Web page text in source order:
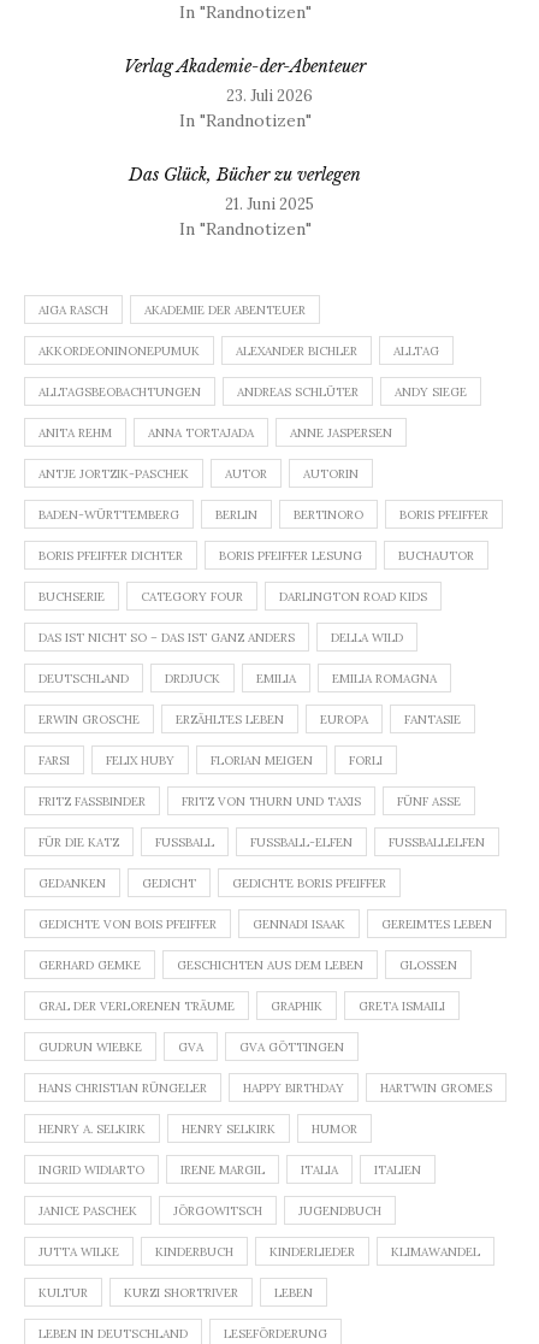
In "Randnotizen"
Verlag Akademie-der-Abenteuer
23. Juli 2026
In "Randnotizen"
Das Glück, Bücher zu verlegen
21. Juni 2025
In "Randnotizen"
AIGA RASCH AKADEMIE DER ABENTEUER
AKKORDEONINONEPUMUK ALEXANDER BICHLER ALLTAG
ALLTAGSBEOBACHTUNGEN ANDREAS SCHLÜTER ANDY SIEGE
ANITA REHM ANNA TORTAJADA ANNE JASPERSEN
ANTJE JORTZIK-PASCHEK AUTOR AUTORIN
BADEN-WÜRTTEMBERG BERLIN BERTINORO BORIS PFEIFFER
BORIS PFEIFFER DICHTER BORIS PFEIFFER LESUNG BUCHAUTOR
BUCHSERIE CATEGORY FOUR DARLINGTON ROAD KIDS
DAS IST NICHT SO – DAS IST GANZ ANDERS DELLA WILD
DEUTSCHLAND DRDJUCK EMILIA EMILIA ROMAGNA
ERWIN GROSCHE ERZÄHLTES LEBEN EUROPA FANTASIE
FARSI FELIX HUBY FLORIAN MEIGEN FORLI
FRITZ FASSBINDER FRITZ VON THURN UND TAXIS FÜNF ASSE
FÜR DIE KATZ FUSSBALL FUSSBALL-ELFEN FUSSBALLELFEN
GEDANKEN GEDICHT GEDICHTE BORIS PFEIFFER
GEDICHTE VON BOIS PFEIFFER GENNADI ISAAK GEREIMTES LEBEN
GERHARD GEMKE GESCHICHTEN AUS DEM LEBEN GLOSSEN
GRAL DER VERLORENEN TRÄUME GRAPHIK GRETA ISMAILI
GUDRUN WIEBKE GVA GVA GÖTTINGEN
HANS CHRISTIAN RÜNGELER HAPPY BIRTHDAY HARTWIN GROMES
HENRY A. SELKIRK HENRY SELKIRK HUMOR
INGRID WIDIARTO IRENE MARGIL ITALIA ITALIEN
JANICE PASCHEK JÖRGOWITSCH JUGENDBUCH
JUTTA WILKE KINDERBUCH KINDERLIEDER KLIMAWANDEL
KULTUR KURZI SHORTRIVER LEBEN
LEBEN IN DEUTSCHLAND LESEFÖRDERUNG